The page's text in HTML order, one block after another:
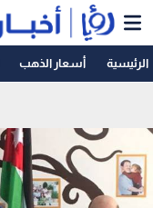
الرئيسية أسعار الذهب